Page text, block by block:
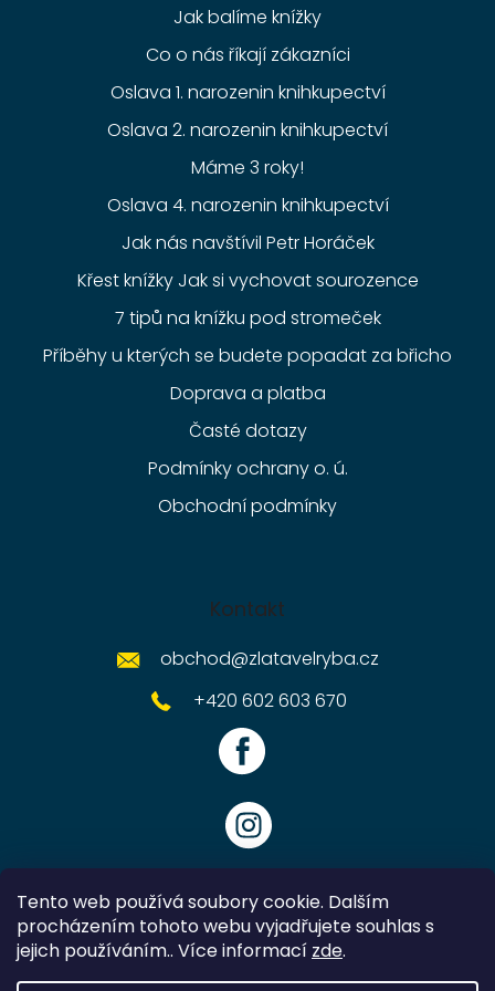
Tento web používá soubory cookie. Dalším
procházením tohoto webu vyjadřujete souhlas s
jejich používáním.. Více informací zde.
Jak balíme knížky
Co o nás říkají zákazníci
Oslava 1. narozenin knihkupectví
Oslava 2. narozenin knihkupectví
Máme 3 roky!
Oslava 4. narozenin knihkupectví
Jak nás navštívil Petr Horáček
Křest knížky Jak si vychovat sourozence
7 tipů na knížku pod stromeček
Příběhy u kterých se budete popadat za břicho
Doprava a platba
Časté dotazy
Podmínky ochrany o. ú.
Obchodní podmínky
Kontakt
obchod@zlatavelryba.cz
+420 602 603 670